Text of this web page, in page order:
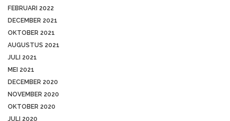
FEBRUARI 2022
DECEMBER 2021
OKTOBER 2021
AUGUSTUS 2021
JULI 2021
MEI 2021
DECEMBER 2020
NOVEMBER 2020
OKTOBER 2020
JULI 2020